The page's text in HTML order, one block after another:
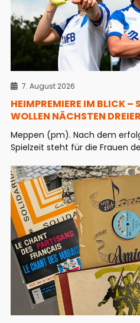
7. August 2026
HEIMPREMIERE IM BLICK –
WOLLEN NÄCHSTEN DREIER
Meppen (pm). Nach dem
Spielzeit steht für die Frauen